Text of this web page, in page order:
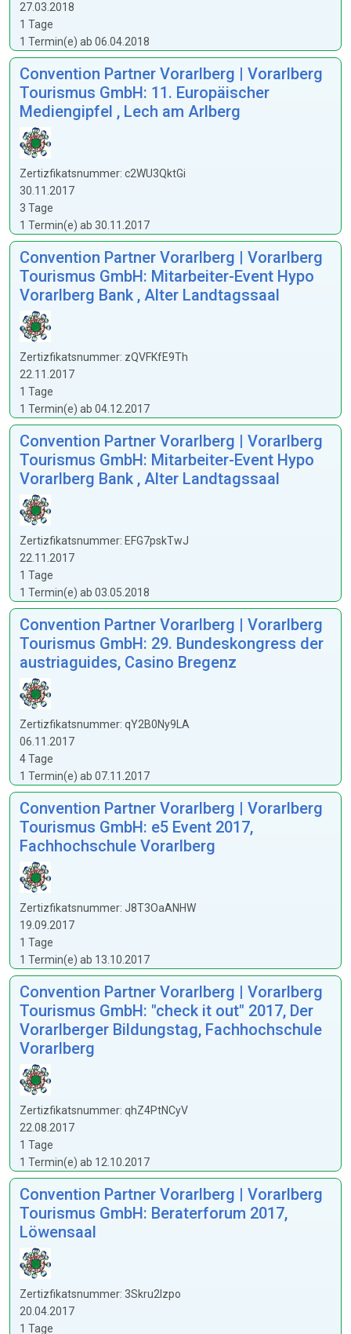
27.03.2018
1 Tage
1 Termin(e) ab 06.04.2018
Convention Partner Vorarlberg | Vorarlberg
Tourismus GmbH: 11. Europäischer
Mediengipfel , Lech am Arlberg
Zertizfikatsnummer: c2WU3QktGi
30.11.2017
3 Tage
1 Termin(e) ab 30.11.2017
Convention Partner Vorarlberg | Vorarlberg
Tourismus GmbH: Mitarbeiter-Event Hypo
Vorarlberg Bank , Alter Landtagssaal
Zertizfikatsnummer: zQVFKfE9Th
22.11.2017
1 Tage
1 Termin(e) ab 04.12.2017
Convention Partner Vorarlberg | Vorarlberg
Tourismus GmbH: Mitarbeiter-Event Hypo
Vorarlberg Bank , Alter Landtagssaal
Zertizfikatsnummer: EFG7pskTwJ
22.11.2017
1 Tage
1 Termin(e) ab 03.05.2018
Convention Partner Vorarlberg | Vorarlberg
Tourismus GmbH: 29. Bundeskongress der
austriaguides, Casino Bregenz
Zertizfikatsnummer: qY2B0Ny9LA
06.11.2017
4 Tage
1 Termin(e) ab 07.11.2017
Convention Partner Vorarlberg | Vorarlberg
Tourismus GmbH: e5 Event 2017,
Fachhochschule Vorarlberg
Zertizfikatsnummer: J8T3OaANHW
19.09.2017
1 Tage
1 Termin(e) ab 13.10.2017
Convention Partner Vorarlberg | Vorarlberg
Tourismus GmbH: "check it out" 2017, Der
Vorarlberger Bildungstag, Fachhochschule
Vorarlberg
Zertizfikatsnummer: qhZ4PtNCyV
22.08.2017
1 Tage
1 Termin(e) ab 12.10.2017
Convention Partner Vorarlberg | Vorarlberg
Tourismus GmbH: Beraterforum 2017,
Löwensaal
Zertizfikatsnummer: 3Skru2lzpo
20.04.2017
1 Tage